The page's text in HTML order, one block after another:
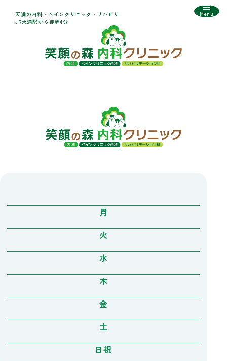
天満の内科・ペインクリニック・リハビリ
JR天満駅から徒歩4分
Menu
月
火
水
木
金
土
日祝